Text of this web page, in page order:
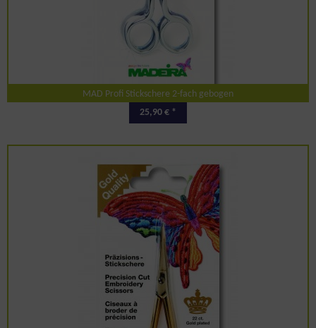
MAD Profi Stickschere 2-fach gebogen
25,90 € *